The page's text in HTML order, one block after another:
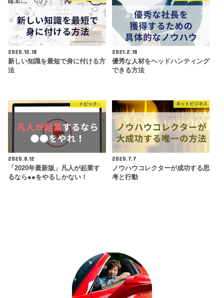
2020.12.18
新しい知識を最短で身に付ける方
法
2021.2.18
優秀な人材をヘッドハンティング
できる方法
トピック
2020.8.12
「2020年最新版」凡人が起業す
るなら●●をやるしかない！
ネットビジネス
2020.7.7
ノウハウコレクターが成功する思
考と行動